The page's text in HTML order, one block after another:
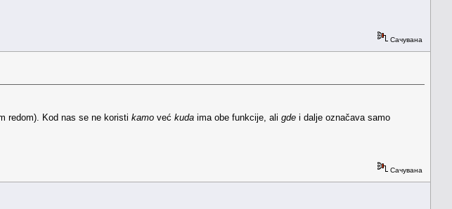
Сачувана
redom). Kod nas se ne koristi kamo već kuda ima obe funkcije, ali gde i dalje označava samo
Сачувана